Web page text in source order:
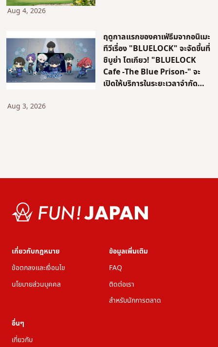
Aug 4, 2026
ฤดูกาลแรกของคาเฟ่ธีมจากอนิเมะ
ทีวีเรื่อง "BLUELOCK" จะจัดขึ้นที่
ชิบูย่า โตเกียว! "BLUELOCK
Cafe -The Blue Prison-" จะ
เปิดให้บริการในระยะเวลาจำกัด
Aug 3, 2026
เกี่ยวกับกฎหมาย
ข้อตกลงและเงื่อนไข
นโยบายส่วนบุคคล
ข้อมูลเพิ่มเติม
FAQ
ติดต่อเรา
สำหรับนักการตลาด
อื่นๆ
เกี่ยวกับ